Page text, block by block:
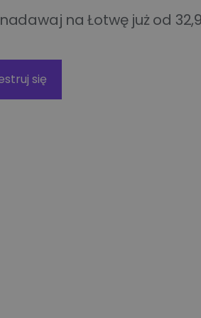
Kurier wielkogabarytowy
wysyłkowe dla
na Łotwę już od
się